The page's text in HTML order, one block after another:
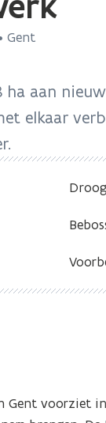
Gent
aan
elkaar
voorziet